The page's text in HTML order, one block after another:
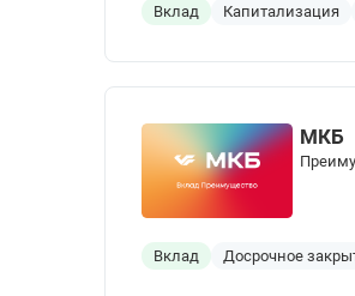
Вклад Капитализация
МКБ
Вклад Досрочное